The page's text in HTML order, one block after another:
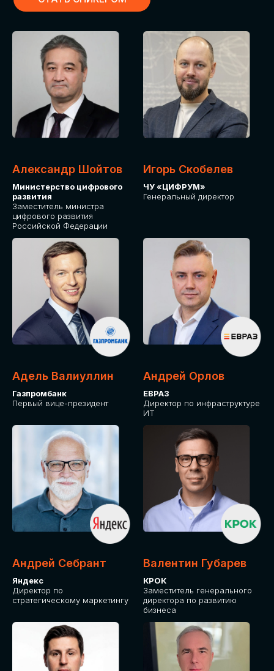
Александр Шойтов
Министерство цифрового
развития
Заместитель министра
цифрового развития
Российской Федерации
Игорь Скобелев
ЧУ «ЦИФРУМ»
Генеральный директор
Адель Валиуллин
Газпромбанк
Первый вице-президент
Андрей Орлов
ЕВРАЗ
Директор по инфраструктуре
ИТ
Андрей Себрант
Яндекс
Директор по
стратегическому маркетингу
Валентин Губарев
КРОК
Заместитель генерального
директора по развитию
бизнеса